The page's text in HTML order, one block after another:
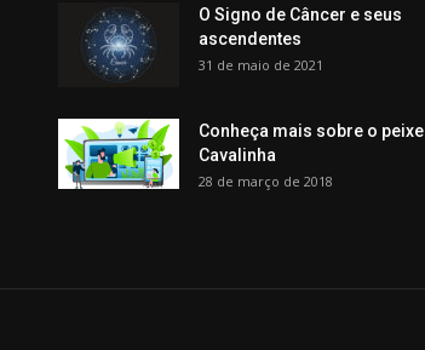
O Signo de Câncer e seus
ascendentes
31 de maio de 2021
Conheça mais sobre o peixe
Cavalinha
28 de março de 2018